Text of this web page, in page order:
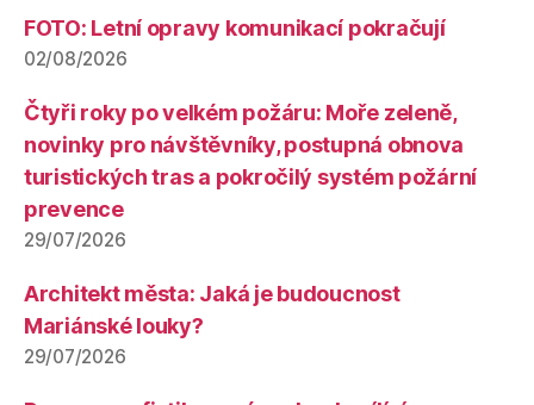
FOTO: Letní opravy komunikací pokračují
02/08/2026
Čtyři roky po velkém požáru: Moře zeleně,
novinky pro návštěvníky, postupná obnova
turistických tras a pokročilý systém požární
prevence
29/07/2026
Architekt města: Jaká je budoucnost
Mariánské louky?
29/07/2026